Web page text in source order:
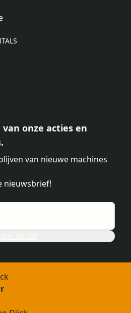
onze acties en
van nieuwe machines
nieuwsbrief!